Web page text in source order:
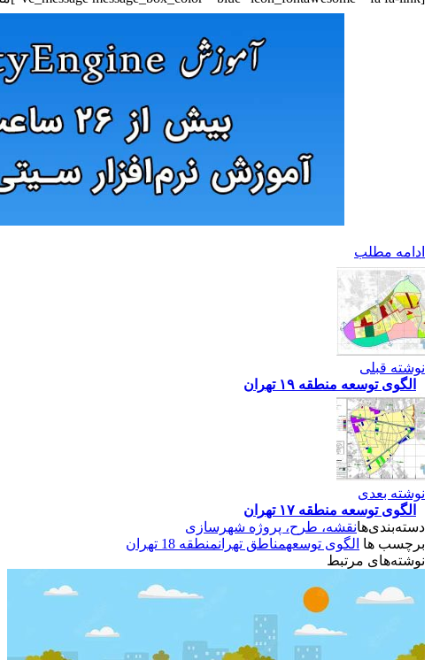
ادامه مطلب
نوشته قبلی
الگوی توسعه منطقه ۱۹ تهران
نوشته بعدی
الگوی توسعه منطقه ۱۷ تهران
دسته‌بندی‌هانقشه، طرح، پروژه شهرسازی
برچسب ها الگوی توسعهمناطق تهرانمنطقه 18 تهران
نوشته‌های مرتبط